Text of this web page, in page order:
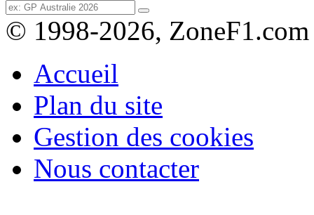
© 1998-2026, ZoneF1.com
Accueil
Plan du site
Gestion des cookies
Nous contacter